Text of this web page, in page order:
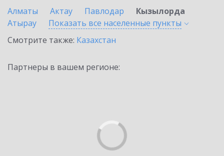
Алматы
Актау Павлодар
Кызылорда
Атырау
Показать все населенные пункты
Смотрите также: Казахстан
Партнеры в вашем регионе: